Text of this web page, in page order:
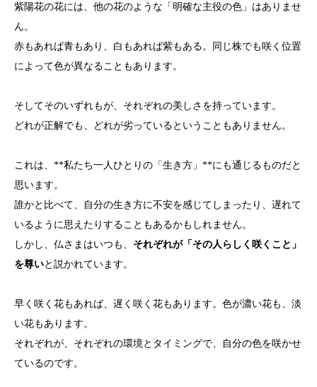
紫陽花の花には、他の花のような「明確な主役の色」はありませ
ん。
赤もあれば青もあり、白もあれば紫もある。同じ株でも咲く位置
によって色が異なることもあります。
そしてそのいずれもが、それぞれの美しさを持っています。
どれが正解でも、どれが劣っているということもありません。
これは、**私たち一人ひとりの「生き方」**にも通じるものだと
思います。
誰かと比べて、自分の生き方に不安を感じてしまったり、遅れて
いるように思えたりすることもあるかもしれません。
しかし、仏さまはいつも、 それぞれが「その人らしく咲くこと」
を尊いと説かれています。
早く咲く花もあれば、遅く咲く花もあります。色が濃い花も、淡
い花もあります。
それぞれが、それぞれの環境とタイミングで、自分の色を咲かせ
ているのです。